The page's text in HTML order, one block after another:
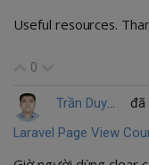
Useful resources.
0
Trần Duy Khánh
đã
Laravel Page View